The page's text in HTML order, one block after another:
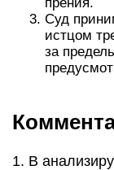
Суд
истцом
за
1. В